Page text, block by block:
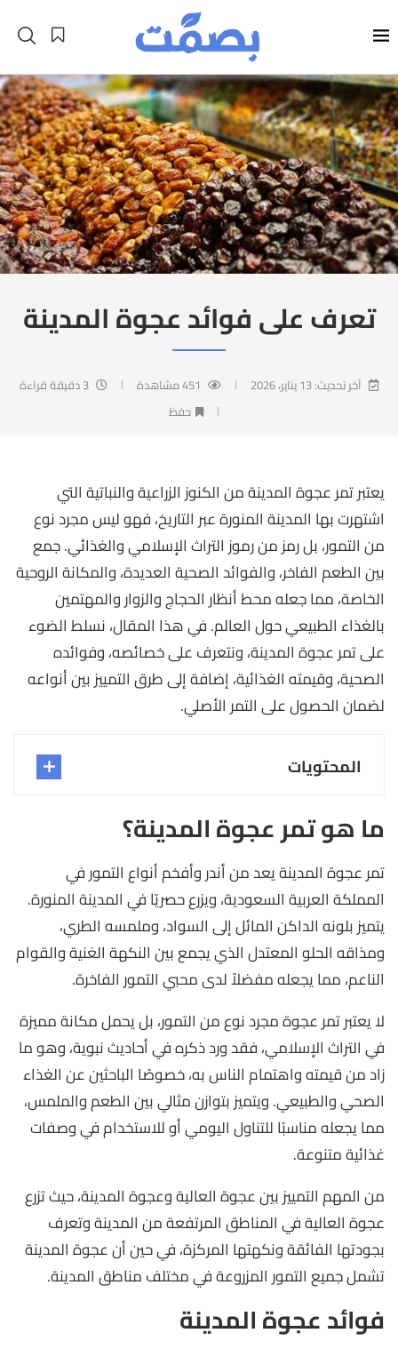
تعرف على فوائد عجوة المدينة
آخر تحديث: 451مشاهدة
حفظ
يعتبر تمر عجوة المدينة من الكنوز الزراعية والنباتية التي
اشتهرت بها المدينة المنورة عبر التاريخ، فهو ليس مجرد نوع
من التمور، بل رمز من رموز التراث الإسلامي والغذائي. جمع
بين الطعم الفاخر، والفوائد الصحية العديدة، والمكانة الروحية
الخاصة، مما جعله محط أنظار الحجاج والزوار والمهتمين
بالغذاء الطبيعي حول العالم. في هذا المقال، نسلط الضوء
على تمر عجوة المدينة، ونتعرف على خصائصه، وفوائده
الصحية، وقيمته الغذائية، إضافة إلى طرق التمييز بين أنواعه
لضمان الحصول على التمر الأصلي.
المحتويات
ما هو تمر عجوة المدينة؟
تمر عجوة المدينة يعد من أندر وأفخم أنواع التمور في
المملكة العربية السعودية، ويزرع حصريًا في المدينة المنورة.
يتميز بلونه الداكن المائل إلى السواد، وملمسه الطري،
ومذاقه الحلو المعتدل الذي يجمع بين النكهة الغنية والقوام
الناعم، مما يجعله مفضلاً لدى محبي التمور الفاخرة.
لا يعتبر تمر عجوة مجرد نوع من التمور، بل يحمل مكانة مميزة
في التراث الإسلامي، فقد ورد ذكره في أحاديث نبوية، وهو ما
زاد من قيمته واهتمام الناس به، خصوصًا الباحثين عن الغذاء
الصحي والطبيعي. ويتميز بتوازن مثالي بين الطعم والملمس،
مما يجعله مناسبًا للتناول اليومي أو للاستخدام في وصفات
غذائية متنوعة.
من المهم التمييز بين عجوة العالية وعجوة المدينة، حيث تزرع
عجوة العالية في المناطق المرتفعة من المدينة وتعرف
بجودتها الفائقة ونكهتها المركزة، في حين أن عجوة المدينة
تشمل جميع التمور المزروعة في مختلف مناطق المدينة.
فوائد عجوة المدينة